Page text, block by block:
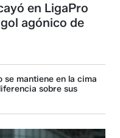
en LigaPro
agónico de
se mantiene en la cima
sobre sus